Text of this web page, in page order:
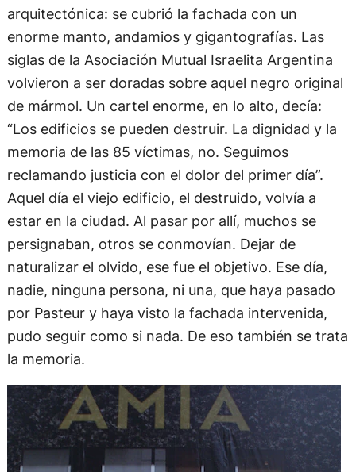
arquitectónica: se cubrió la fachada con un
enorme manto, andamios y gigantografías. Las
siglas de la Asociación Mutual Israelita Argentina
volvieron a ser doradas sobre aquel negro original
de mármol. Un cartel enorme, en lo alto, decía:
“Los edificios se pueden destruir. La dignidad y la
memoria de las 85 víctimas, no. Seguimos
reclamando justicia con el dolor del primer día”.
Aquel día el viejo edificio, el destruido, volvía a
estar en la ciudad. Al pasar por allí, muchos se
persignaban, otros se conmovían. Dejar de
naturalizar el olvido, ese fue el objetivo. Ese día,
nadie, ninguna persona, ni una, que haya pasado
por Pasteur y haya visto la fachada intervenida,
pudo seguir como si nada. De eso también se trata
la memoria.